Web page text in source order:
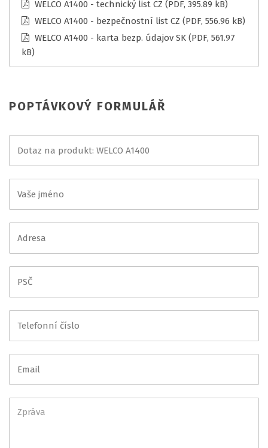
WELCO A1400 - technický list CZ (PDF, 395.89 kB)
WELCO A1400 - bezpečnostní list CZ (PDF, 556.96 kB)
WELCO A1400 - karta bezp. údajov SK (PDF, 561.97
kB)
POPTÁVKOVÝ FORMULÁŘ